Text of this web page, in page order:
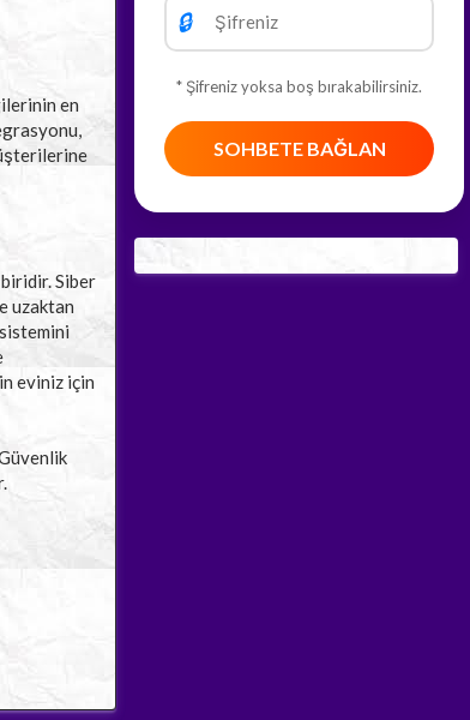
en
Siber
uzaktan
eviniz için
🔒
* Şifreniz yoksa boş bırakabilirsiniz.
SOHBETE BAĞLAN